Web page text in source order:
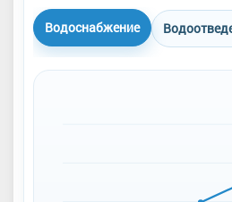
Водоснабжение